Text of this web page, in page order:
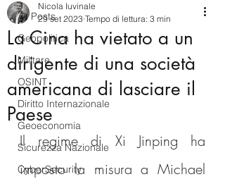
All Posts
Geopolitica
Militare
OSINT
Diritto Internazionale
Geoeconomia
Sicurezza Nazionale
CyberSecurity
La Cina ha vietato a un
dirigente di una società
americana di lasciare il
Paese
Nicola Iuvinale
29 set 2023 Tempo di lettura: 3 min
Il regime di Xi Jinping ha
imposto la misura a Michael